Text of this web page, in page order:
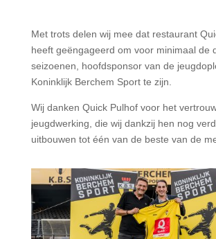
Met trots delen wij mee dat restaurant
heeft geëngageerd om voor minimaal de
seizoenen, hoofdsponsor van de
Koninklijk Berchem Sport te zijn.
Wij danken Quick Pulhof voor het
jeugdwerking, die wij dankzij hen nog
uitbouwen tot één van de beste van de